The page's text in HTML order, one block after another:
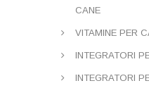
CANE
VITAMINE PER
INTEGRATORI
INTEGRATORI